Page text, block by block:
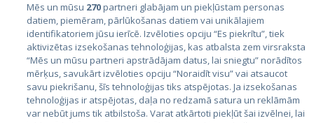
Valstis
Igaunija
Latvija
Lietuva
Mēs un mūsu 270partneri glabājam un piekļūstam personas
datiem, piemēram, pārlūkošanas datiem vai unikālajiem
identifikatoriem jūsu ierīcē. Izvēloties opciju “Es piekrītu”, tiek
aktivizētas izsekošanas tehnoloģijas, kas atbalsta zem virsraksta
“Mēs un mūsu partneri apstrādājam datus, lai sniegtu” norādītos
mērķus, savukārt izvēloties opciju “Noraidīt visu” vai atsaucot
savu piekrišanu, šīs tehnoloģijas tiks atspējotas. Ja izsekošanas
tehnoloģijas ir atspējotas, daļa no redzamā satura un reklāmām
var nebūt jums tik atbilstoša. Varat atkārtoti piekļūt šai izvēlnei, lai